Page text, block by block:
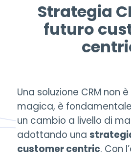
Strategia
futuro
Una soluzione CRM non
magica, è
un cambio a livello di
adottando una
customer centric. Con